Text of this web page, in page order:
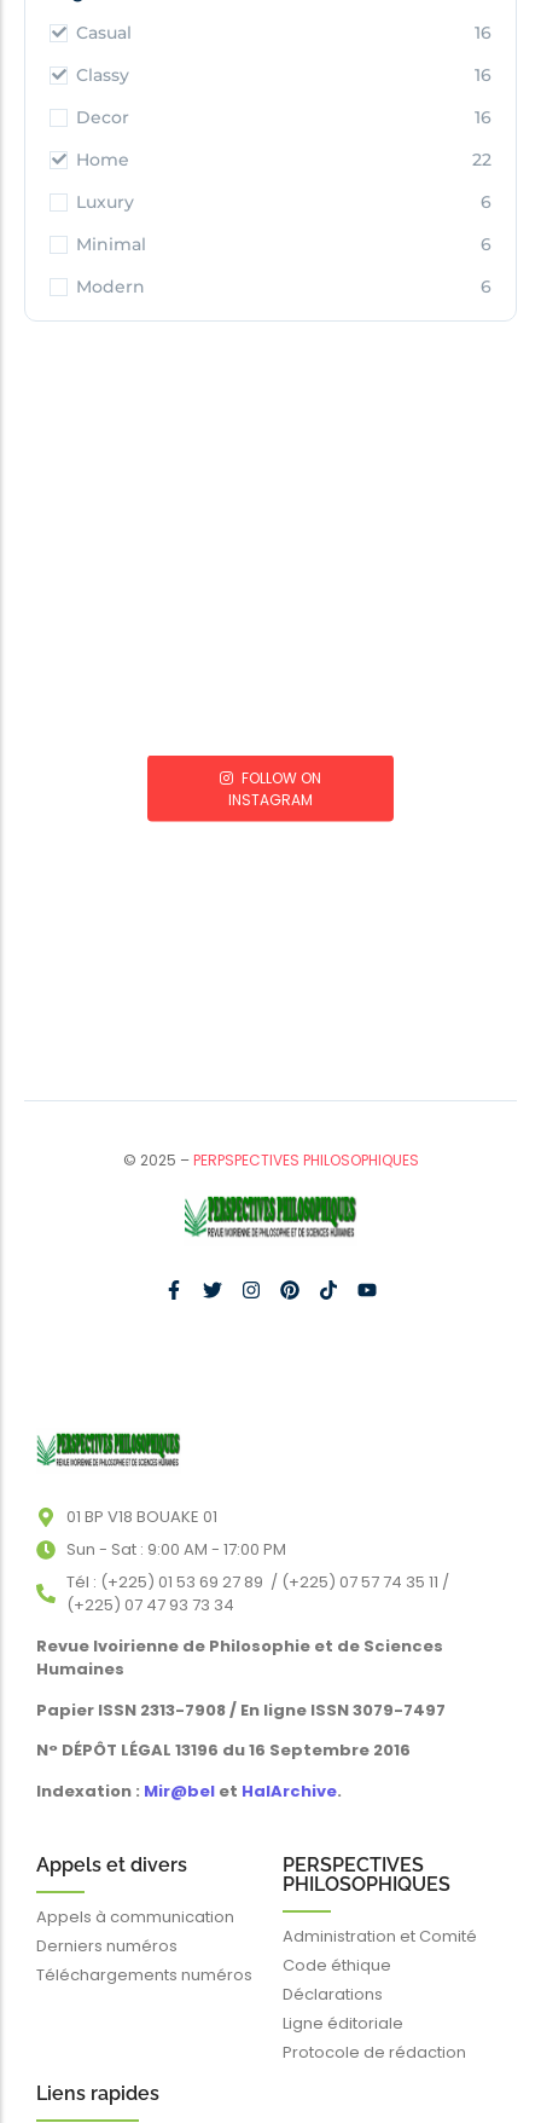
Casual
16
Classy
16
Decor
16
Home
22
Luxury
6
Minimal
6
Modern
6
FOLLOW ON
INSTAGRAM
© 2025 –PERPSPECTIVES PHILOSOPHIQUES
01 BP V18 BOUAKE 01
Sun - Sat : 9:00 AM - 17:00 PM
Tél : (+225) 01 53 69 27 89 / (+225) 07 57 74 35 11 /
(+225) 07 47 93 73 34
Revue Ivoirienne de Philosophie et de Sciences
Humaines
Papier ISSN 2313-7908 / En ligne ISSN 3079-7497
N° DÉPÔT LÉGAL 13196 du 16 Septembre 2016
Indexation : Mir@bel et HalArchive.
Appels et divers
Appels à communication
Derniers numéros
Téléchargements numéros
PERSPECTIVES
PHILOSOPHIQUES
Administration et Comité
Code éthique
Déclarations
Ligne éditoriale
Protocole de rédaction
Liens rapides